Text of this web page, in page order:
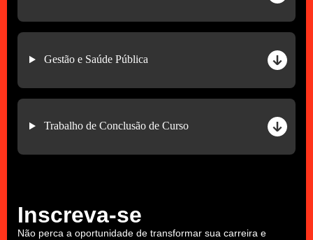
Gestão e Saúde Pública
Trabalho de Conclusão de Curso
Inscreva-se
Não perca a oportunidade de transformar sua carreira e